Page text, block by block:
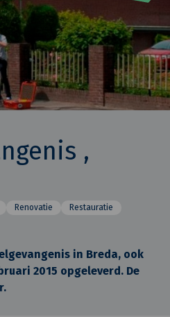
,
Renovatie
Restauratie
in Breda, ook
2015 opgeleverd. De